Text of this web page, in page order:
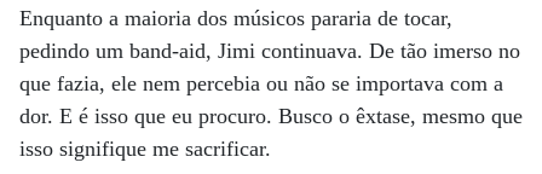
Enquanto a maioria dos músicos pararia de tocar,
pedindo um band-aid, Jimi continuava. De tão imerso no
que fazia, ele nem percebia ou não se importava com a
dor. E é isso que eu procuro. Busco o êxtase, mesmo que
isso signifique me sacrificar.